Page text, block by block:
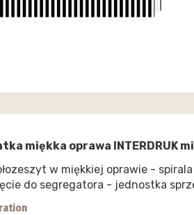
miękka oprawa INTERDRUK
w miękkiej oprawie -
do segregatora - jednostka